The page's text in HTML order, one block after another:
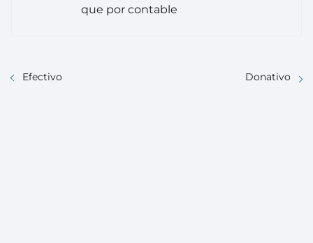
que por contable
Efectivo Donativo